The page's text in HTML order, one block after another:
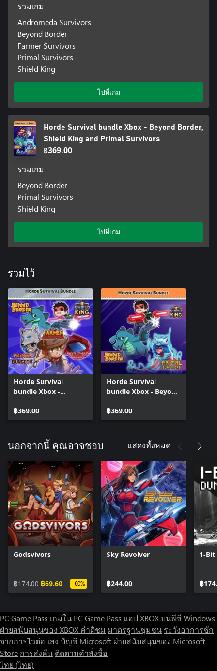
รวมเกม
Andromeda Survivors
Beyond Border
Farmer Survivors
Primal Survivors
Shield King
ไปที่เกม
Horde Survival bundle Xbox - Beyond Border,
Shield King and Primal Survivors
฿369.00
รวมเกม
Beyond Border
Primal Survivors
Shield King
ไปที่เกม
รวมไว้
Horde Survival
bundle Xbox -
Survivors, Beyond
Border, Farmer
Survivors, Shield King
฿369.00
Horde Survival
bundle Xbox - Beyond
and Primal Survivors
฿369.00
นอกจากนี้ คุณอาจชอบ แสดงทั้งหมด
Godsvivors
฿174.00 ฿69.60 -60%
Sky Revolver
฿244.00
1-
฿
PC Game Pass เกมใน PC Game Pass แอป XBOX บนพีซี Windows
ฝ่ายสนับสนุนของ XBOX คำติชม มาตรฐานชุมชน ระวังอาการชัก
จากการไวต่อแสง บัญชี Microsoft ฝ่ายสนับสนุนของ Microsoft
Store การส่งคืน ติดตามคำสั่งซื้อ
ไทย (ไทย)